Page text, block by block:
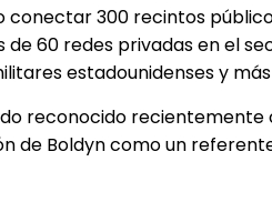
conectar 300 recintos
de 60 redes privadas en el
estadounidenses y
reconocido recientemente
de Boldyn como un